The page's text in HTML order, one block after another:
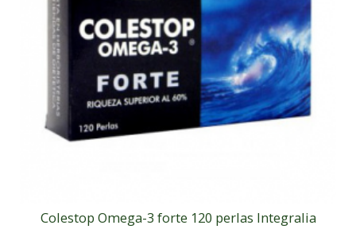
Colestop Omega-3 forte 120 perlas Integralia